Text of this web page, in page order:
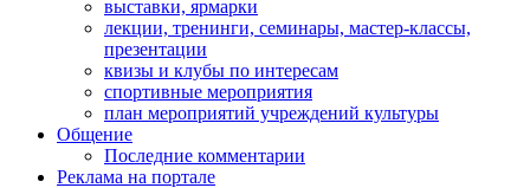
выставки, ярмарки
лекции, тренинги, семинары, мастер-классы,
презентации
квизы и клубы по интересам
спортивные мероприятия
план мероприятий учреждений культуры
Общение
Последние комментарии
Реклама на портале